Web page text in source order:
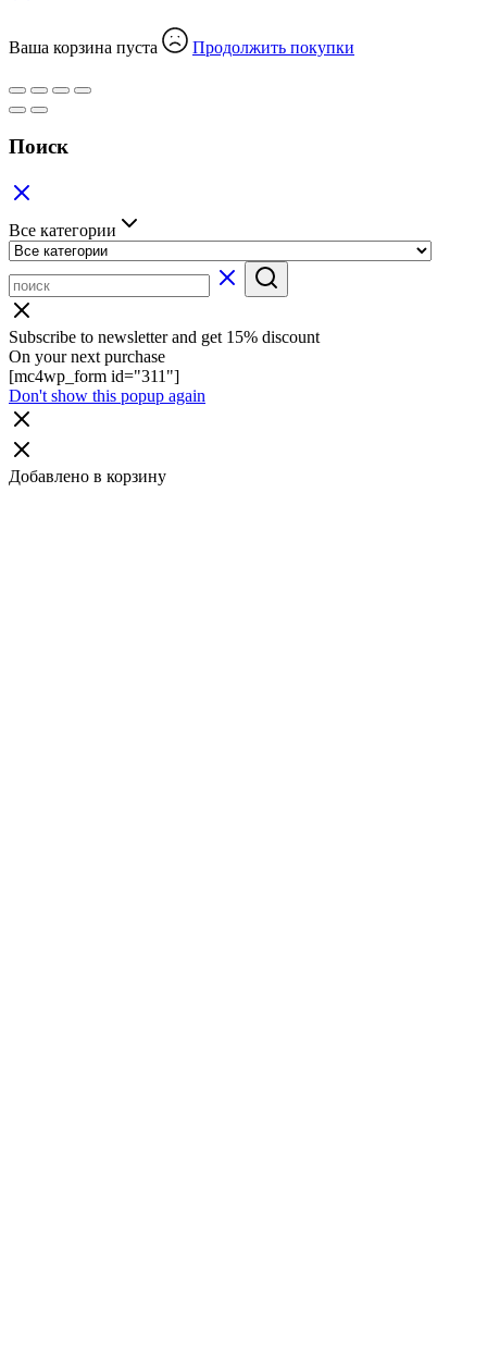
Ваша корзина пуста Продолжить покупки
Поиск
Все категории
Subscribe to newsletter and get 15% discount
On your next purchase
[mc4wp_form id="311"]
Don't show this popup again
Добавлено в корзину